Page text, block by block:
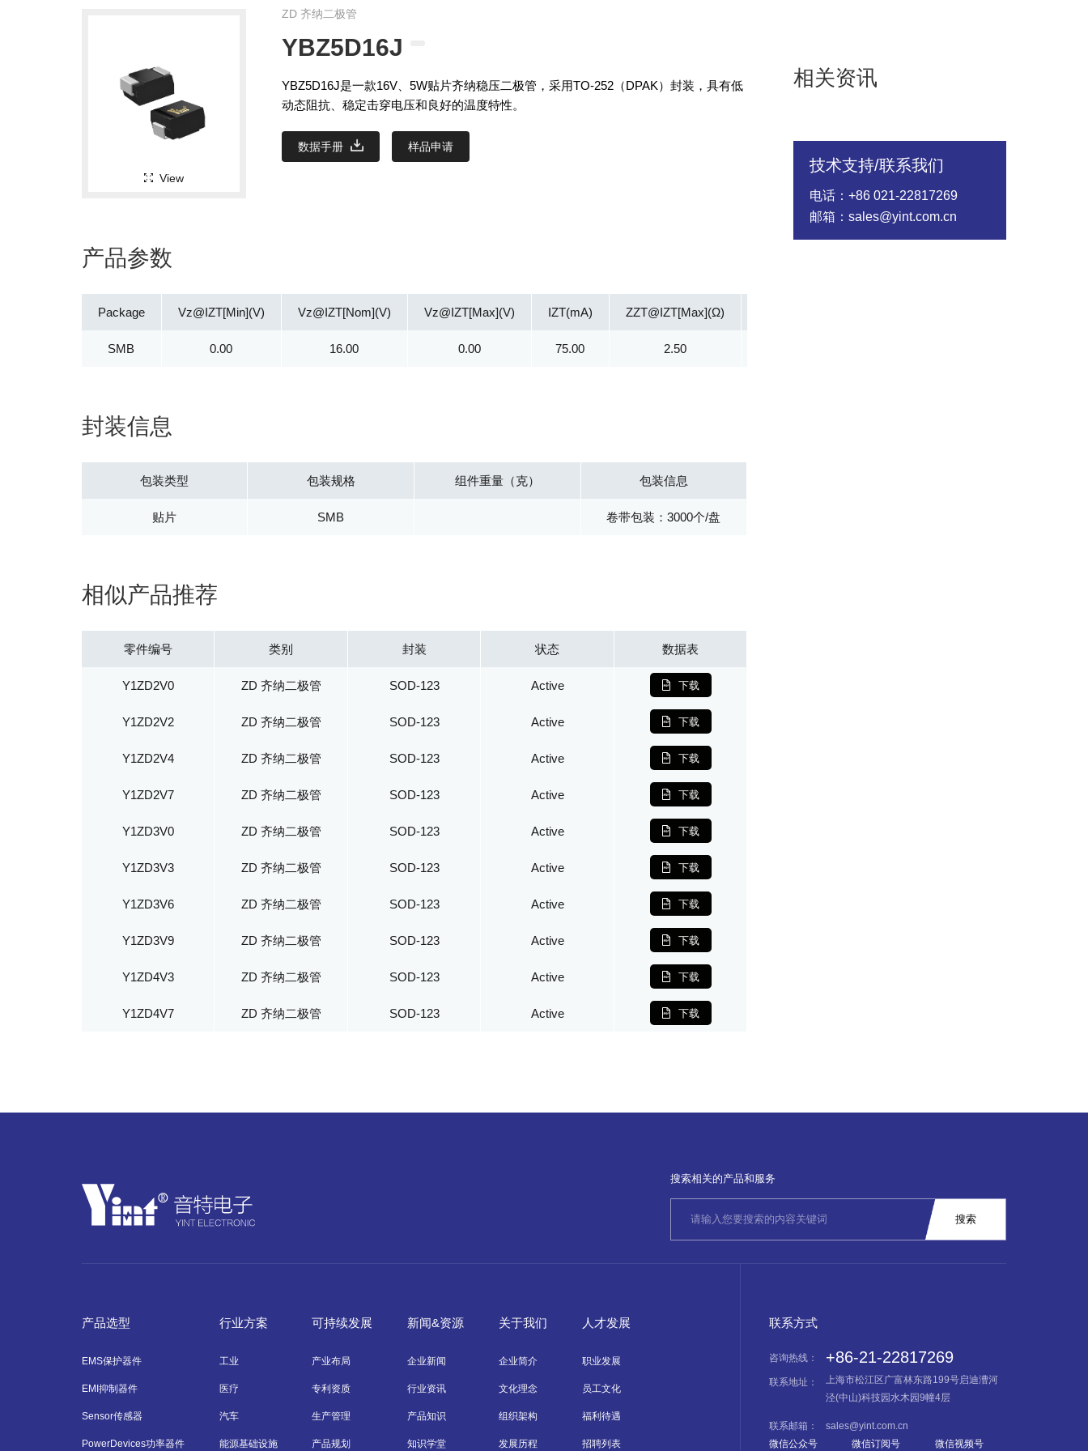
View
ZD 齐纳二极管
YBZ5D16J
YBZ5D16J是一款16V、5W贴片齐纳稳压二极管，采用TO-252（DPAK）封装，具有低
动态阻抗、稳定击穿电压和良好的温度特性。
数据手册 样品申请
产品参数
Package
SMB
Vz@IZT[Min](V)
0.00
Vz@IZT[Nom](V)
16.00
Vz@IZT[Max](V)
0.00
IZT(mA)
75.00
ZZT@IZT[Max](Ω)
2.50
封装信息
包装类型
贴片
包装规格
SMB
组件重量（克） 包装信息
卷带包装：3000个/盘
相似产品推荐
零件编号 类别 封装 状态 数据表
Y1ZD2V0 ZD 齐纳二极管 SOD-123 Active 下载
Y1ZD2V2 ZD 齐纳二极管 SOD-123 Active 下载
Y1ZD2V4 ZD 齐纳二极管 SOD-123 Active 下载
Y1ZD2V7 ZD 齐纳二极管 SOD-123 Active 下载
Y1ZD3V0 ZD 齐纳二极管 SOD-123 Active 下载
Y1ZD3V3 ZD 齐纳二极管 SOD-123 Active 下载
Y1ZD3V6 ZD 齐纳二极管 SOD-123 Active 下载
Y1ZD3V9 ZD 齐纳二极管 SOD-123 Active 下载
Y1ZD4V3 ZD 齐纳二极管 SOD-123 Active 下载
Y1ZD4V7 ZD 齐纳二极管 SOD-123 Active 下载
相关资讯
技术支持/联系我们
电话：+86 021-22817269
邮箱：sales@yint.com.cn
搜索相关的产品和服务
产品选型
EMS保护器件
EMI抑制器件
Sensor传感器
PowerDevices功率器件
行业方案
工业
医疗
汽车
能源基础设施
可持续发展
产业布局
专利资质
生产管理
产品规划
新闻&资源
企业新闻
行业资讯
产品知识
知识学堂
关于我们
企业简介
文化理念
组织架构
发展历程
人才发展
职业发展
员工文化
福利待遇
招聘列表
联系方式
咨询热线： +86-21-22817269
联系地址：
上海市松江区广富林东路199号启迪漕河
泾(中山)科技园水木园9幢4层
联系邮箱：
sales@yint.com.cn
微信公众号
微信订阅号 微信视频号